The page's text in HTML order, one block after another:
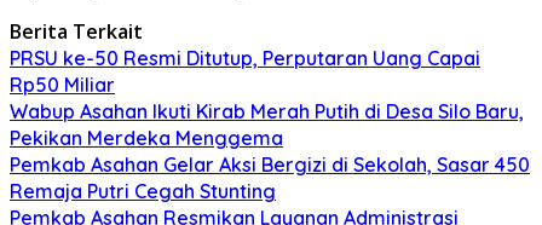
Berita Terkait
PRSU ke-50 Resmi Ditutup, Perputaran Uang Capai
Rp50 Miliar
Wabup Asahan Ikuti Kirab Merah Putih di Desa Silo Baru,
Pekikan Merdeka Menggema
Pemkab Asahan Gelar Aksi Bergizi di Sekolah, Sasar 450
Remaja Putri Cegah Stunting
Pemkab Asahan Resmikan Layanan Administrasi